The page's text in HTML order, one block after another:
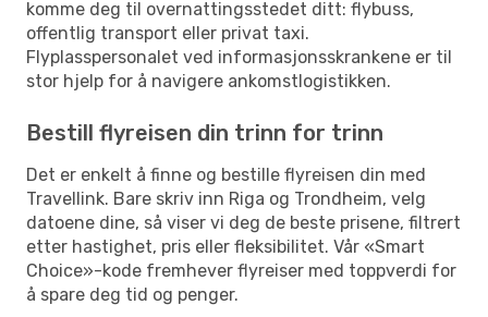
komme deg til overnattingsstedet ditt: flybuss,
offentlig transport eller privat taxi.
Flyplasspersonalet ved informasjonsskrankene er til
stor hjelp for å navigere ankomstlogistikken.
Bestill flyreisen din trinn for trinn
Det er enkelt å finne og bestille flyreisen din med
Travellink. Bare skriv inn Riga og Trondheim, velg
datoene dine, så viser vi deg de beste prisene, filtrert
etter hastighet, pris eller fleksibilitet. Vår «Smart
Choice»-kode fremhever flyreiser med toppverdi for
å spare deg tid og penger.